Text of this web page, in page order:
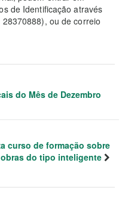
de Identificação através
ou de correio
do Mês de Dezembro
curso de formação sobre
do tipo inteligente